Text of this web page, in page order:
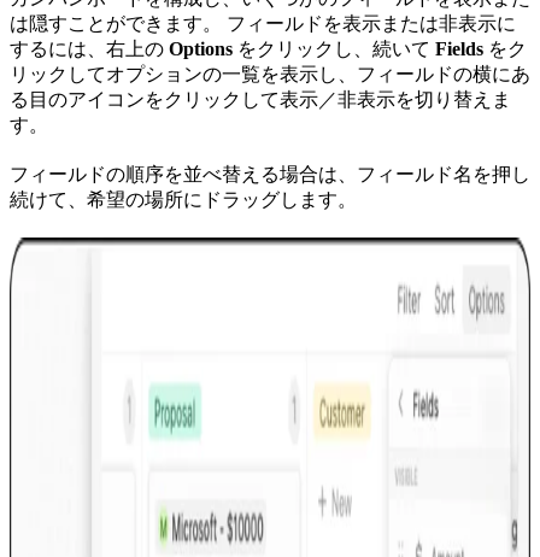
は隠すことができます。 フィールドを表示または非表示に
するには、右上の Options をクリックし、続いて Fields をク
リックしてオプションの一覧を表示し、フィールドの横にあ
る目のアイコンをクリックして表示／非表示を切り替えま
す。
フィールドの順序を並べ替える場合は、フィールド名を押し
続けて、希望の場所にドラッグします。